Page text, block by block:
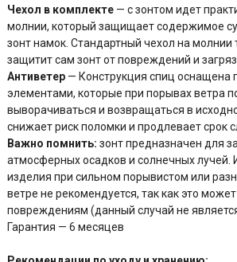
Чехол в комплекте — с зонтом идет
молнии, который защищает содержимое
зонт намок. Стандартный чехол на
защитит сам зонт от повреждений и
Антиветер — Конструкция спиц оснащена
элементами, которые при порывах ветра
выворачиваться и возвращаться в
снижает риск поломки и продлевает срок
Важно помнить: зонт предназначен для
атмосферных осадков и солнечных лучей.
изделия при сильном порывистом или
ветре не рекомендуется, так как это
повреждениям (данный случай не
Гарантия — 6 месяцев